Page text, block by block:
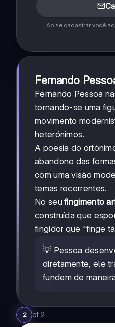
Ao se cadastrar você
Fernando
Fernando Pessoa
tornando-se uma
movimento
heterónimos.
A poesia do
abandono das
com uma visão
temas recorrentes.
No seufingimento
construída que
fingidor que "finge
💡 Pessoa
diretamente, ele
fundem de
2 of 2